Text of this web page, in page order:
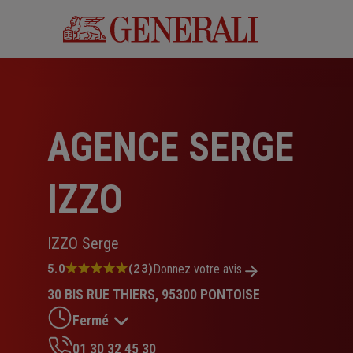
AGENCE SERGE
IZZO
IZZO Serge
Note
5.0
sur
5
étoiles
5.0 (23)Donnez votre avis
30 BIS RUE THIERS, 95300 PONTOISE
Fermé
01 30 32 45 30